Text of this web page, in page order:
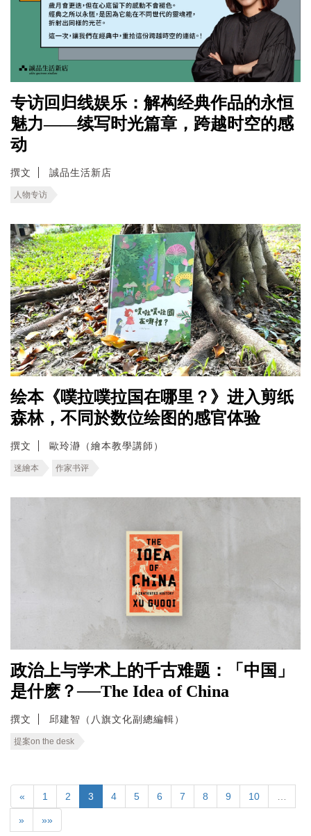
专访回归线娱乐：解构经典作品的永恒
魅力——续写时光篇章，跨越时空的感
动
撰文 誠品生活新店
人物专访
绘本《噗拉噗拉国在哪里？》进入剪纸
森林，不同於数位绘图的感官体验
撰文 歐玲瀞（繪本教學講師）
迷繪本 作家书评
政治上与学术上的千古难题：「中国」
是什麽？──The Idea of China
撰文 邱建智（八旗文化副總編輯）
提案on the desk
« 1 2 3 4 5 6 7 8 9 10
» »»